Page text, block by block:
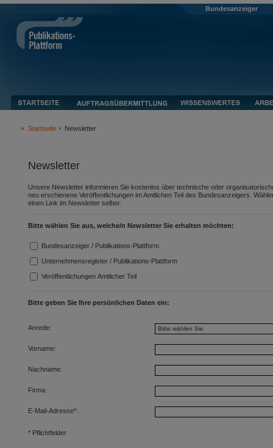
Bundesanzeiger
Startseite Newsletter
Newsletter
Unsere Newsletter informieren Sie kostenlos über technische oder
neu erschienene Veröffentlichungen im Amtlichen Teil des Bundesanzeigers.
einen Link im Newsletter selber.
Bitte wählen Sie aus, welche/n Newsletter Sie erhalten möchten:
Bundesanzeiger / Publikations-Plattform
Unternehmensregister / Publikations-Plattform
Veröffentlichungen Amtlicher Teil
Bitte geben Sie Ihre persönlichen Daten ein:
Anrede:
Vorname:
Nachname:
Firma:
E-Mail-Adresse*:
* Pflichtfelder